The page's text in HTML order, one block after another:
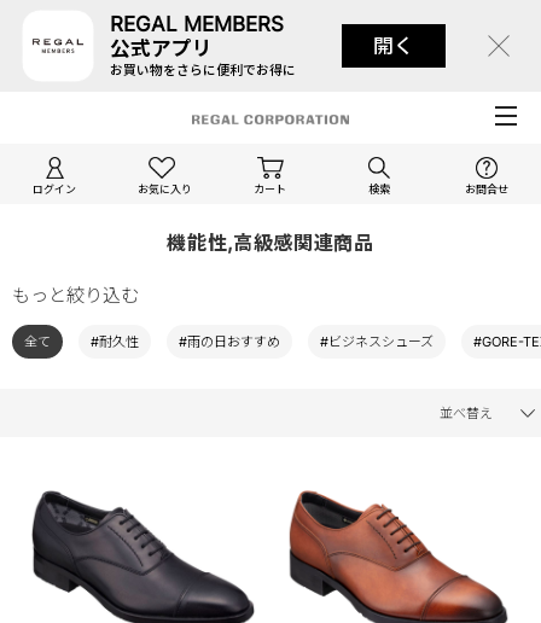
REGAL MEMBERS
公式アプリ
お買い物をさらに便利でお得に
開く
ログイン お気に入り カート 検索 お問合せ
機能性,高級感関連商品
もっと絞り込む
全て #耐久性 #雨の日おすすめ #ビジネスシューズ #GORE-
並べ替え